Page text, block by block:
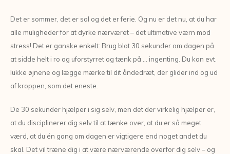
Det er sommer, det er sol og det er ferie. Og nu er det nu, at du har
alle muligheder for at dyrke nærværet – det ultimative værn mod
stress! Det er ganske enkelt: Brug blot 30 sekunder om dagen på
at sidde helt i ro og uforstyrret og tænk på … ingenting. Du kan evt.
lukke øjnene og lægge mærke til dit åndedræt, der glider ind og ud
af kroppen, som det eneste.
De 30 sekunder hjælper i sig selv, men det der virkelig hjælper er,
at du disciplinerer dig selv til at tænke over, at du er så meget
værd, at du én gang om dagen er vigtigere end noget andet du
skal. Det vil træne dig i at være nærværende overfor dig selv – og